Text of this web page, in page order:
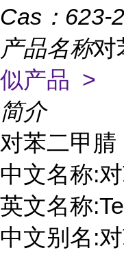
Cas： 623-
产品名称对
似产品 >
简介
对苯二甲腈
中文名称:
英文名称
中文别名: